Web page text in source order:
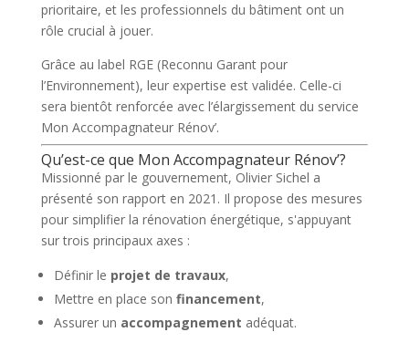
prioritaire, et les professionnels du bâtiment ont un
rôle crucial à jouer.
Grâce au label RGE (Reconnu Garant pour
l’Environnement), leur expertise est validée. Celle-ci
sera bientôt renforcée avec l’élargissement du service
Mon Accompagnateur Rénov’.
Qu’est-ce que Mon Accompagnateur Rénov’?
Missionné par le gouvernement, Olivier Sichel a
présenté son rapport en 2021. Il propose des mesures
pour simplifier la rénovation énergétique, s'appuyant
sur trois principaux axes :
Définir le projet de travaux,
Mettre en place son financement,
Assurer un accompagnement adéquat.